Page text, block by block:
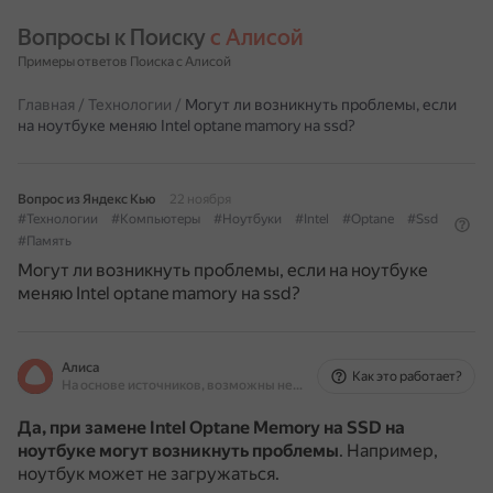
Вопросы к Поиску с Алисой
Примеры ответов Поиска с Алисой
Главная / Технологии / Могут ли возникнуть проблемы, если
на ноутбуке меняю Intel optane mamory на ssd?
Вопрос из Яндекс Кью
22 ноября
#Технологии
#Компьютеры #Ноутбуки #Intel #Optane
#Ssd
#Память
Могут ли возникнуть проблемы, если на ноутбуке
меняю Intel optane mamory на ssd?
Алиса
На основе источников, возможны неточности
Как это работает?
Да, при замене Intel Optane Memory на SSD на
ноутбуке могут возникнуть проблемы. Например,
ноутбук может не загружаться.